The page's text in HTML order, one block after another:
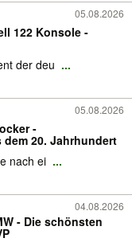
05.08.2026
122 Konsole -
der deu ...
05.08.2026
-
20. Jahrhundert
nach ei ...
04.08.2026
- Die schönsten